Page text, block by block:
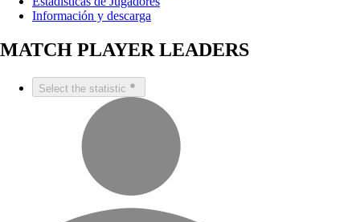
Información y descarga
MATCH PLAYER LEADERS
Select the statistic